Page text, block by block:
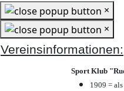
×
×
Vereinsinformationen:
Sport Klub
1909 =